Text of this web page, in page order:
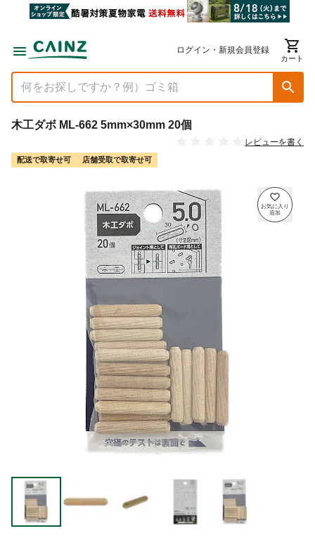
ログイン・新規会員登録
カート
木工ダボ ML-662 5mm×30mm 20個
レビューを書く
配送で取寄せ可 店舗受取で取寄せ可